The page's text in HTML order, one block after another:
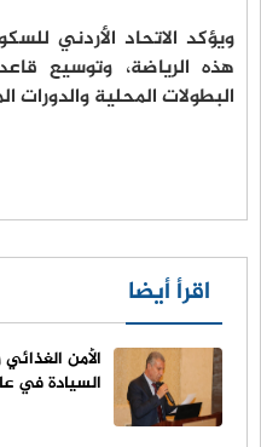
ويؤكد الاتحاد الأردني
هذه الرياضة، وتوسيع
البطولات المحلية والدورات
اقرأ أيضا
الأمن
السيادة في